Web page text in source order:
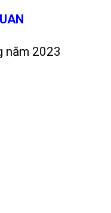
năm 2023